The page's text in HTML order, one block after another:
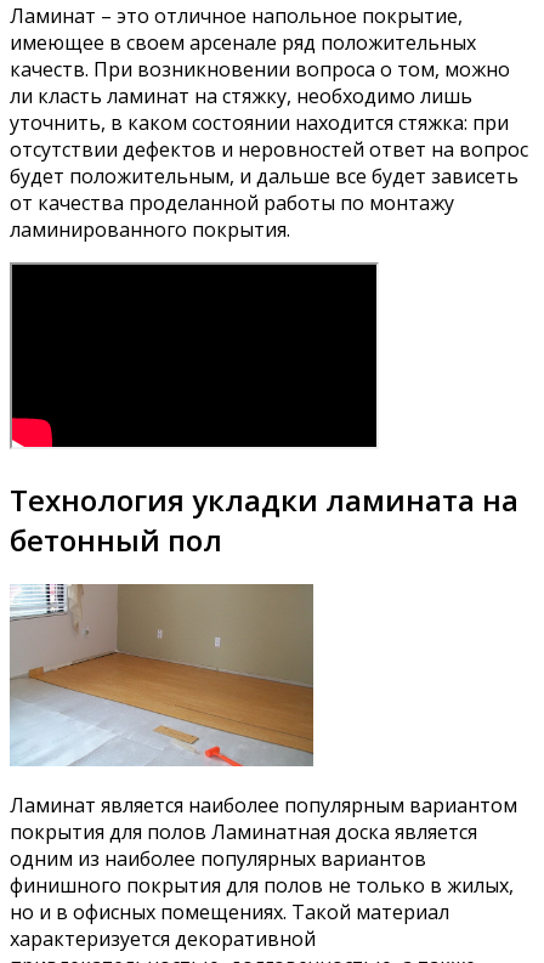
Ламинат – это отличное напольное покрытие,
имеющее в своем арсенале ряд положительных
качеств. При возникновении вопроса о том, можно
ли класть ламинат на стяжку, необходимо лишь
уточнить, в каком состоянии находится стяжка: при
отсутствии дефектов и неровностей ответ на вопрос
будет положительным, и дальше все будет зависеть
от качества проделанной работы по монтажу
ламинированного покрытия.
Технология укладки ламината на
бетонный пол
Ламинат является наиболее популярным вариантом
покрытия для полов Ламинатная доска является
одним из наиболее популярных вариантов
финишного покрытия для полов не только в жилых,
но и в офисных помещениях. Такой материал
характеризуется декоративной